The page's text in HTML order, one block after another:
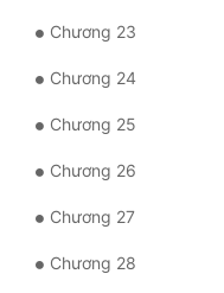
Tiên Hiệp
Tiểu Thuyết
Trinh Thám
Triều Đấu
Trùng Sinh
Trọng Sinh
Chương 23
Chương 24
Chương 25
Chương 26
Chương 27
Chương 28